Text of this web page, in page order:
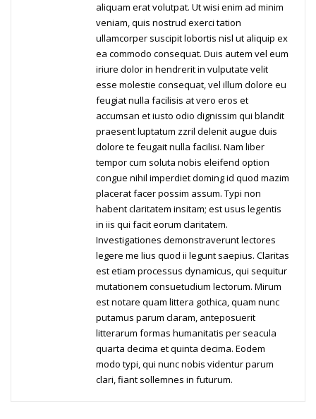
aliquam erat volutpat. Ut wisi enim ad minim
veniam, quis nostrud exerci tation
ullamcorper suscipit lobortis nisl ut aliquip ex
ea commodo consequat. Duis autem vel eum
iriure dolor in hendrerit in vulputate velit
esse molestie consequat, vel illum dolore eu
feugiat nulla facilisis at vero eros et
accumsan et iusto odio dignissim qui blandit
praesent luptatum zzril delenit augue duis
dolore te feugait nulla facilisi. Nam liber
tempor cum soluta nobis eleifend option
congue nihil imperdiet doming id quod mazim
placerat facer possim assum. Typi non
habent claritatem insitam; est usus legentis
in iis qui facit eorum claritatem.
Investigationes demonstraverunt lectores
legere me lius quod ii legunt saepius. Claritas
est etiam processus dynamicus, qui sequitur
mutationem consuetudium lectorum. Mirum
est notare quam littera gothica, quam nunc
putamus parum claram, anteposuerit
litterarum formas humanitatis per seacula
quarta decima et quinta decima. Eodem
modo typi, qui nunc nobis videntur parum
clari, fiant sollemnes in futurum.